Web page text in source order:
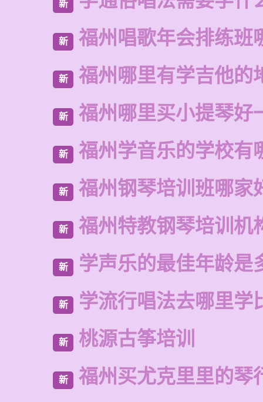
新
新 福州唱歌年会排练班
新 福州哪里有学吉他的
新 福州哪里买小提琴好
新 福州学音乐的学校有
新 福州钢琴培训班哪家
新 福州特教钢琴培训机
新 学声乐的最佳年龄是
新 学流行唱法去哪里学
新 桃源古筝培训
新 福州买尤克里里的琴